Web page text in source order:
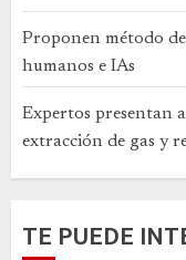
Proponen método de
humanos e IAs
Expertos presentan
extracción de gas y
TE PUEDE